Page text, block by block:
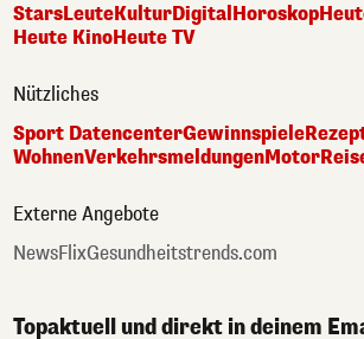
StarsLeuteKulturDigital Horoskop
Heute KinoHeute TV
Nützliches
Sport DatencenterGewinnspiele
WohnenVerkehrsmeldungenMotor
Externe Angebote
NewsFlixGesundheitstrends.com
Topaktuell und direkt in deinem